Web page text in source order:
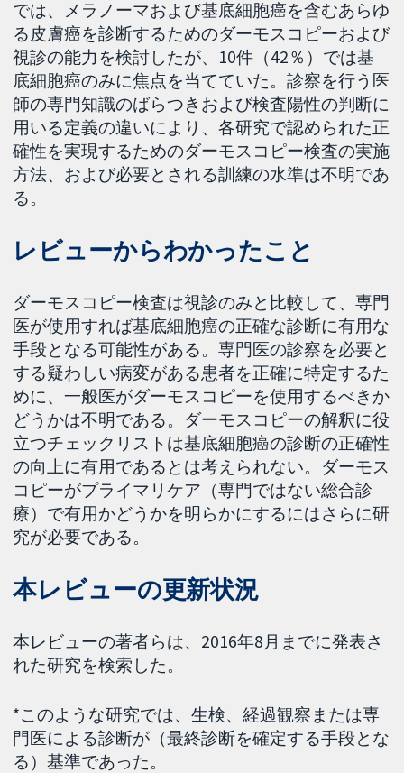
では、メラノーマおよび基底細胞癌を含むあらゆ
る皮膚癌を診断するためのダーモスコピーおよび
視診の能力を検討したが、10件（42％）では基
底細胞癌のみに焦点を当てていた。診察を行う医
師の専門知識のばらつきおよび検査陽性の判断に
用いる定義の違いにより、各研究で認められた正
確性を実現するためのダーモスコピー検査の実施
方法、および必要とされる訓練の水準は不明であ
る。
レビューからわかったこと
ダーモスコピー検査は視診のみと比較して、専門
医が使用すれば基底細胞癌の正確な診断に有用な
手段となる可能性がある。専門医の診察を必要と
する疑わしい病変がある患者を正確に特定するた
めに、一般医がダーモスコピーを使用するべきか
どうかは不明である。ダーモスコピーの解釈に役
立つチェックリストは基底細胞癌の診断の正確性
の向上に有用であるとは考えられない。ダーモス
コピーがプライマリケア（専門ではない総合診
療）で有用かどうかを明らかにするにはさらに研
究が必要である。
本レビューの更新状況
本レビューの著者らは、2016年8月までに発表さ
れた研究を検索した。
*このような研究では、生検、経過観察または専
門医による診断が（最終診断を確定する手段とな
る）基準であった。